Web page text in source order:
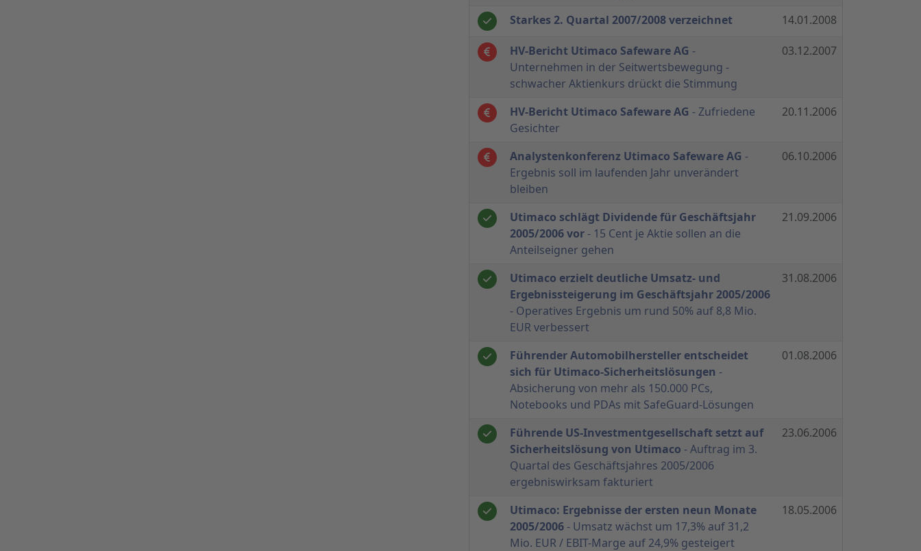
Starkes 2. Quartal 2007/2008 verzeichnet 14.01.2008
HV-Bericht Utimaco Safeware AG -
Unternehmen in der Seitwertsbewegung -
schwacher Aktienkurs drückt die Stimmung
03.12.2007
HV-Bericht Utimaco Safeware AG - Zufriedene
Gesichter
20.11.2006
Analystenkonferenz Utimaco Safeware AG -
Ergebnis soll im laufenden Jahr unverändert
bleiben
06.10.2006
Utimaco schlägt Dividende für Geschäftsjahr
2005/2006 vor- 15 Cent je Aktie sollen an die
Anteilseigner gehen
21.09.2006
Utimaco erzielt deutliche Umsatz- und
Ergebnissteigerung im Geschäftsjahr 2005/2006
- Operatives Ergebnis um rund 50% auf 8,8 Mio.
EUR verbessert
31.08.2006
Führender Automobilhersteller entscheidet
sich für Utimaco-Sicherheitslösungen -
Absicherung von mehr als 150.000 PCs,
Notebooks und PDAs mit SafeGuard-Lösungen
01.08.2006
Führende US-Investmentgesellschaft setzt auf
Sicherheitslösung von Utimaco - Auftrag im 3.
Quartal des Geschäftsjahres 2005/2006
ergebniswirksam fakturiert
23.06.2006
Utimaco: Ergebnisse der ersten neun Monate
2005/2006- Umsatz wächst um 17,3% auf 31,2
Mio. EUR / EBIT-Marge auf 24,9% gesteigert
18.05.2006